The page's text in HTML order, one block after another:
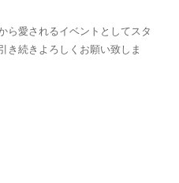
ら愛されるイベントとしてスタ
き続きよろしくお願い致しま